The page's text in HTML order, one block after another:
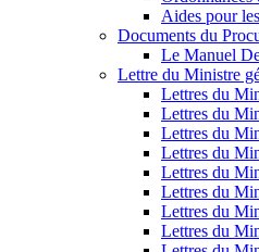
Aides pour
Documents du
Le Manuel
Lettre du Ministre
Lettres du
Lettres du
Lettres du
Lettres du
Lettres du
Lettres du
Lettres du
Lettres du